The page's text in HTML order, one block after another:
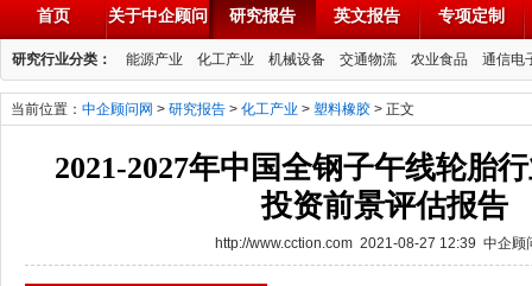
中企顾问
首页 关于中企顾问 研究报告 英文报告 专项定制
研究行业分类： 能源产业 化工产业 机械设备 交通物流 农业食品 通信电
当前位置： 中企顾问网 > 研究报告 > 化工产业 > 塑料橡胶 > 正文
2021-2027年中国全钢子午线轮胎
投资前景评估报告
http://www.cction.com 2021-08-27 12:39 中企顾